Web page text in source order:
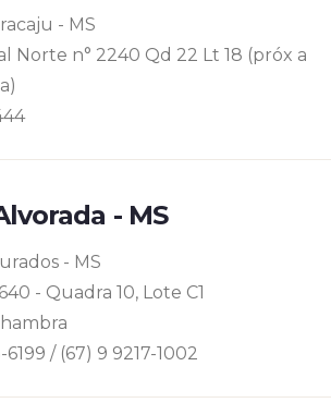
- MS
Norte n° 2240 Qd 22 Lt 18 (próx a
- MS
- MS
- Quadra 10, Lote C1
/ (67) 9 9217-1002